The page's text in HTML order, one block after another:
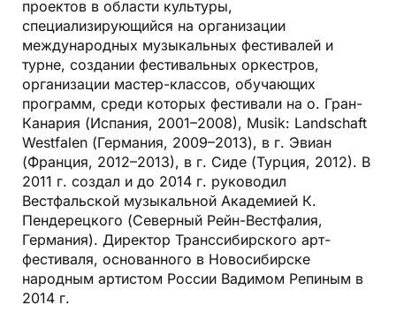
проектов в области культуры,
специализирующийся на организации
международных музыкальных фестивалей и
турне, создании фестивальных оркестров,
организации мастер-классов, обучающих
программ, среди которых фестивали на о. Гран-
Канария (Испания, 2001–2008), Musik: Landschaft
Westfalen (Германия, 2009–2013), в г. Эвиан
(Франция, 2012–2013), в г. Сиде (Турция, 2012). В
2011 г. создал и до 2014 г. руководил
Вестфальской музыкальной Академией К.
Пендерецкого (Северный Рейн-Вестфалия,
Германия). Директор Транссибирского арт-
фестиваля, основанного в Новосибирске
народным артистом России Вадимом Репиным в
2014 г.